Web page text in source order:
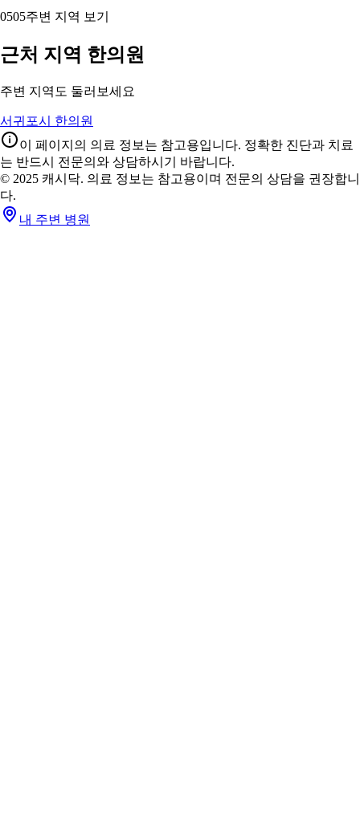
0505주변 지역 보기
근처 지역 한의원
주변 지역도 둘러보세요
서귀포시 한의원
이 페이지의 의료 정보는 참고용입니다. 정확한 진단과 치료
는 반드시 전문의와 상담하시기 바랍니다.
© 2025 캐시닥. 의료 정보는 참고용이며 전문의 상담을 권장합니
다.
내 주변 병원